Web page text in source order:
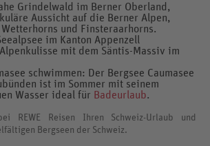
Grindelwald im Berner Oberland,
Aussicht auf die Berner Alpen,
und Finsteraarhorns.
im Kanton Appenzell
mit dem Säntis-Massiv im
schwimmen: Der Bergsee Caumasee
ist im Sommer mit seinem
Wasser ideal für Badeurlaub.
REWE Reisen Ihren Schweiz-Urlaub und
Bergseen der Schweiz.